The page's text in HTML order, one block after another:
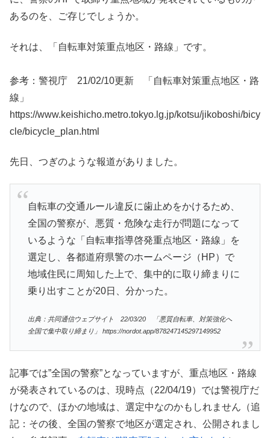
あるのを、ご存じでしょうか。
それは、「自転車対策重点地区・路線」です。
参考：警視庁 21/02/10更新 「自転車対策重点地区・路
線」
https://www.keishicho.metro.tokyo.lg.jp/kotsu/jikoboshi/bicy
cle/bicycle_plan.html
先日、つぎのような報道がありました。
自転車の交通ルール違反に歯止めをかけるため、
全国の警察が、悪質・危険な走行が問題になって
いるような「自転車指導啓発重点地区・路線」を
選定し、各都道府県警のホームページ（HP）で
地域住民に周知した上で、集中的に取り締まりに
乗り出すことが20日、分かった。
出典：共同通信ウェブサイト 22/03/20 「悪質自転車、対策強化へ
全国で集中取り締まり」 https://nordot.app/878247145297149952
記事では”全国の警察”となっていますが、重点地区・路線
が発表されているのは、現時点（22/04/19）では警視庁だ
けなので、ほかの地域は、選定中なのかもしれません（追
記：その後、全国の警察で地区が選定され、公開されまし